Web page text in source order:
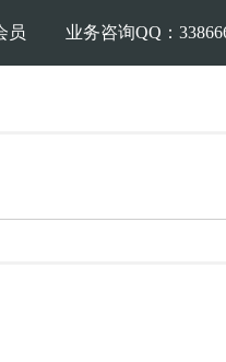
员 业务咨询QQ：